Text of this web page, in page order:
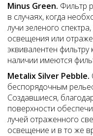
Minus Green. Фильтр
в случаях, когда
лучи зеленого
освещения или
эквивалентен
наличии имеются
Metalix Silver Pebble.
беспорядочным
Создавшиеся,
поверхности
лучей отраженного
освещение и в то же